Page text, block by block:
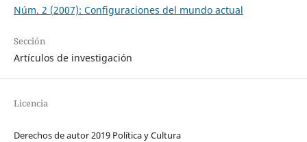
Núm. 2 (2007): Configuraciones del mundo actual
Sección
Artículos de investigación
Licencia
Derechos de autor 2019 Política y Cultura